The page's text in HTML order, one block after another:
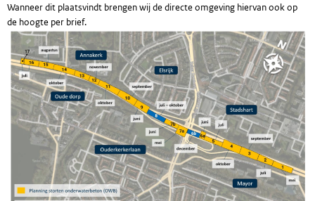
Wanneer dit plaatsvindt brengen wij de directe omgeving hiervan ook op
de hoogte per brief.